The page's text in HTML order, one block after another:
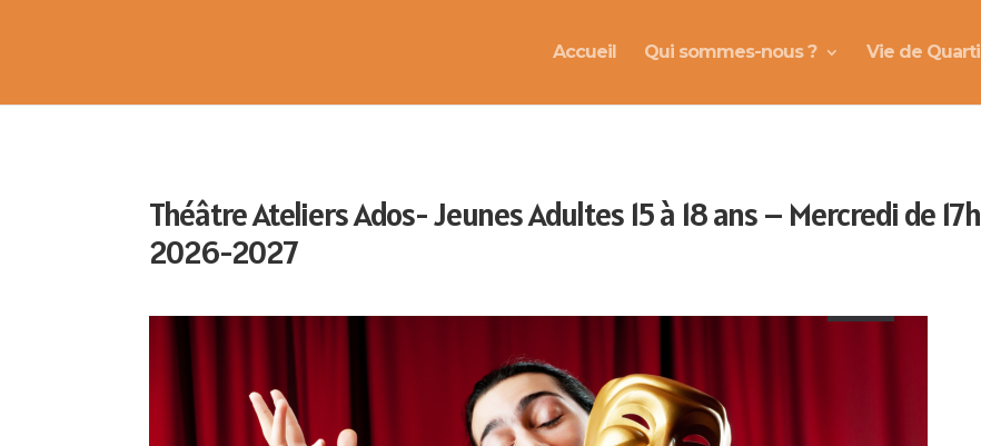
Accueil Qui sommes-nous ? Vie de
Théâtre Ateliers Ados- Jeunes Adultes 15 à 18 ans – Mercredi de
2026-2027